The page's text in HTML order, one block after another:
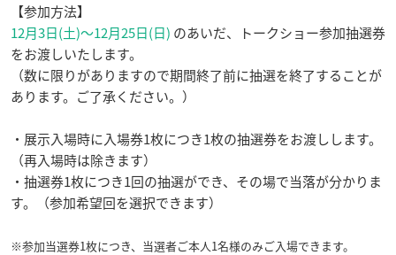
【参加方法】
12月3日(土)〜12月25日(日) のあいだ、トークショー参加抽選券
をお渡しいたします。
（数に限りがありますので期間終了前に抽選を終了することが
あります。ご了承ください。）
・展示入場時に入場券1枚につき1枚の抽選券をお渡しします。
（再入場時は除きます）
・抽選券1枚につき1回の抽選ができ、その場で当落が分かりま
す。（参加希望回を選択できます）
※参加当選券1枚につき、当選者ご本人1名様のみご入場できます。